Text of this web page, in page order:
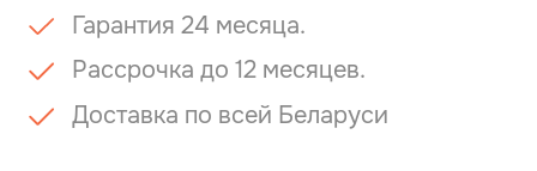
Гарантия 24 месяца.
Рассрочка до 12 месяцев.
Доставка по всей Беларуси